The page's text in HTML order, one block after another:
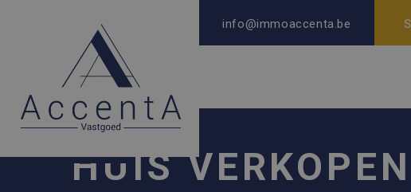
info@immoaccenta.be
HUIS